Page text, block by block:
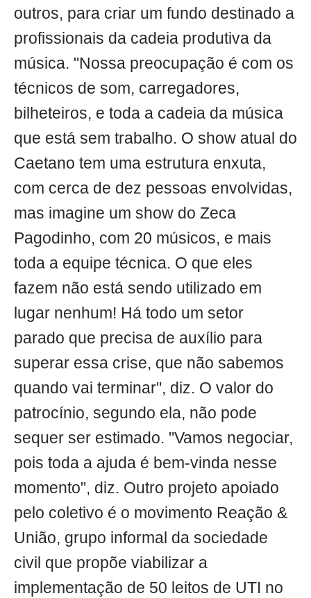
outros, para criar um fundo destinado a
profissionais da cadeia produtiva da
música. "Nossa preocupação é com os
técnicos de som, carregadores,
bilheteiros, e toda a cadeia da música
que está sem trabalho. O show atual do
Caetano tem uma estrutura enxuta,
com cerca de dez pessoas envolvidas,
mas imagine um show do Zeca
Pagodinho, com 20 músicos, e mais
toda a equipe técnica. O que eles
fazem não está sendo utilizado em
lugar nenhum! Há todo um setor
parado que precisa de auxílio para
superar essa crise, que não sabemos
quando vai terminar", diz. O valor do
patrocínio, segundo ela, não pode
sequer ser estimado. "Vamos negociar,
pois toda a ajuda é bem-vinda nesse
momento", diz. Outro projeto apoiado
pelo coletivo é o movimento Reação &
União, grupo informal da sociedade
civil que propõe viabilizar a
implementação de 50 leitos de UTI no